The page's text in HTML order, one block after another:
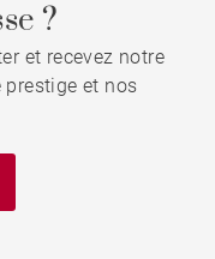
?
et recevez notre
et nos